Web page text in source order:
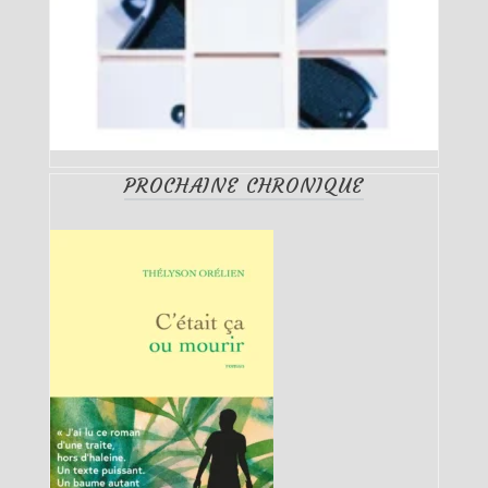
PROCHAINE CHRONIQUE